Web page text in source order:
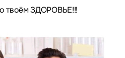
твоём ЗДОРОВЬЕ!!!